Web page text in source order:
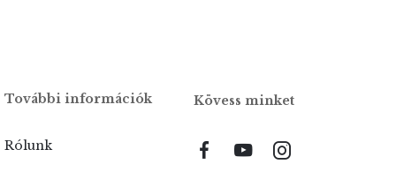
További információk
Rólunk
Kövess minket
FacebookYouTube